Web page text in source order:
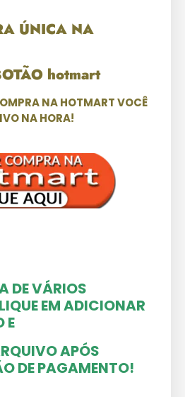
ÚNICA NA
hotmart
NA HOTMART VOCÊ
NA HORA!
DE VÁRIOS
EM ADICIONAR
E
APÓS
DE PAGAMENTO!